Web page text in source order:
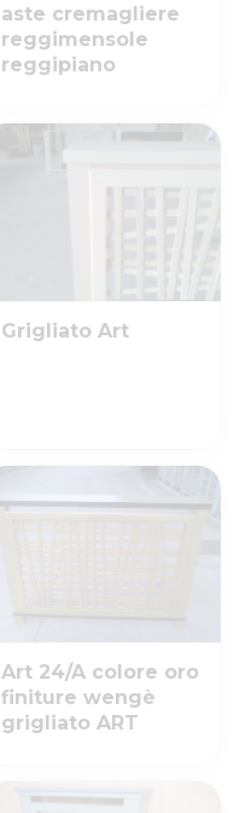
aste cremagliere
reggimensole
reggipiano
Grigliato Art
Art 24/A colore oro
finiture wengè
grigliato ART